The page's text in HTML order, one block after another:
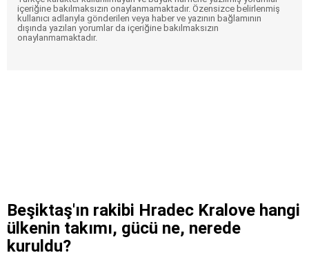
içeriğine bakılmaksızın onaylanmamaktadır. Özensizce belirlenmiş
kullanıcı adlarıyla gönderilen veya haber ve yazının bağlamının
dışında yazılan yorumlar da içeriğine bakılmaksızın
onaylanmamaktadır.
Beşiktaş'ın rakibi Hradec Kralove hangi
ülkenin takımı, gücü ne, nerede
kuruldu?